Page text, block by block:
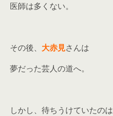
医師は多くない。
その後、 大赤見さんは
夢だった芸人の道へ。
しかし、待ちうけていたのは